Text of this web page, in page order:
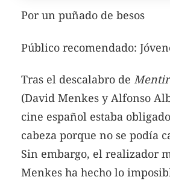
Por un puñado de besos
Público recomendado:
Tras el descalabro de
(David Menkes y Alfonso
cine español estaba
cabeza porque no se podía
Sin embargo, el realizador
Menkes ha hecho lo